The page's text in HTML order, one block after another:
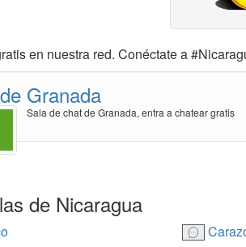
en nuestra red. Conéctate a
Granada
Sala de chat de Granada, entra a chatear gratis
de Nicaragua